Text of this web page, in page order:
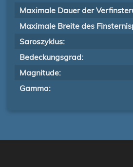
Maximale Dauer der
Maximale Breite des
Saroszyklus:
Bedeckungsgrad:
Magnitude:
Gamma: